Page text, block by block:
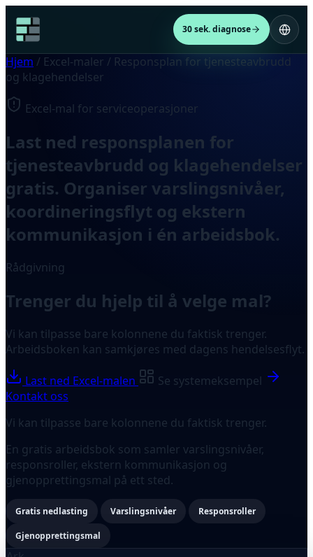
30 sek. diagnose
Hjem / Excel-maler / Responsplan for tjenesteavbrudd
og klagehendelser
Excel-mal for serviceoperasjoner
Last ned responsplanen for
tjenesteavbrudd og klagehendelser
gratis. Organiser varslingsnivåer,
koordineringsflyt og ekstern
kommunikasjon i én arbeidsbok.
Rådgivning
Trenger du hjelp til å velge mal?
Vi kan tilpasse bare kolonnene du faktisk trenger.
Arbeidsboken kan samkjøres med dagens hendelsesflyt.
Last ned Excel-malen
Se systemeksempel
Kontakt oss
Vi kan tilpasse bare kolonnene du faktisk trenger.
En gratis arbeidsbok som samler varslingsnivåer,
responsroller, ekstern kommunikasjon og
gjenopprettingsmal på ett sted.
Gratis nedlasting Varslingsnivåer Responsroller
Gjenopprettingsmal